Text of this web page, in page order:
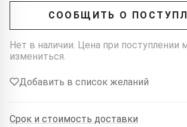
СООБЩИТЬ О
Нет в наличии. Цена при поступлении
измениться.
Добавить в список желаний
Срок и стоимость доставки